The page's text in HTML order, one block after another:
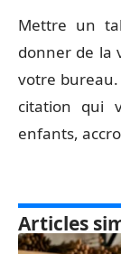
Mettre un
donner de la
votre
citation qui
enfants,
Articles